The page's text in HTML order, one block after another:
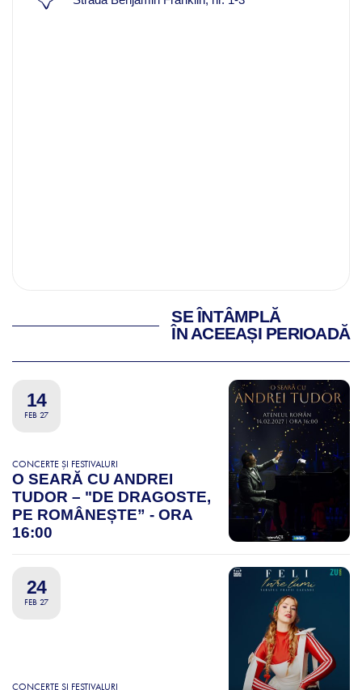
SE ÎNTÂMPLĂ
ÎN ACEEAȘI PERIOADĂ
14
FEB 27
CONCERTE ȘI FESTIVALURI
O SEARĂ CU ANDREI
TUDOR – "DE DRAGOSTE,
PE ROMÂNEȘTE” - ORA
16:00
24
FEB 27
CONCERTE ȘI FESTIVALURI